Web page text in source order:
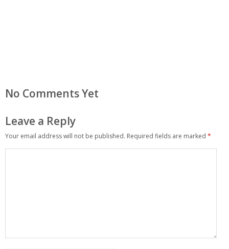
No Comments Yet
Leave a Reply
Your email address will not be published. Required fields are marked *